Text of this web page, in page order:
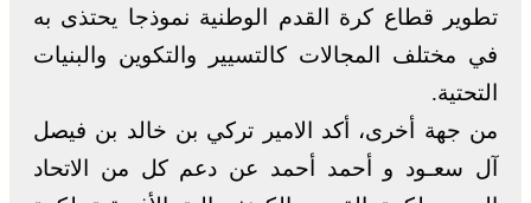
تطوير قطاع كرة القدم الوطنية نموذجا يحتذى به
في مختلف المجالات كالتسيير والتكوين والبنيات
التحتية.
من جهة أخرى، أكد الامير تركي بن خالد بن فيصل
آل سعـود و أحمد أحمد عن دعم كل من الاتحاد